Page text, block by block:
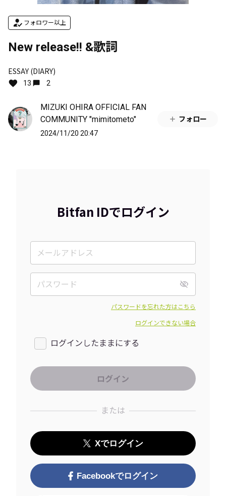
フォロワー以上
New release!! &歌詞
ESSAY (DIARY)
13 2
MIZUKI OHIRA OFFICIAL FAN
COMMUNITY "mimitometo"
2024/11/20 20:47
フォロー
Bitfan IDでログイン
パスワードを忘れた方はこちら
ログインできない場合
ログインしたままにする
または
Xでログイン
Facebookでログイン